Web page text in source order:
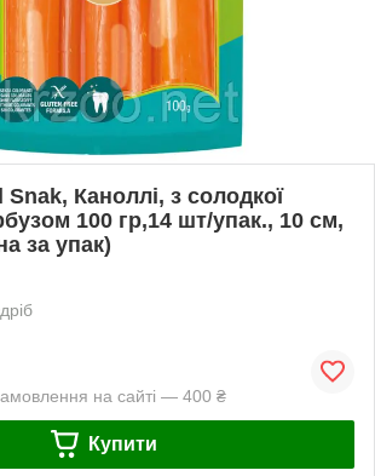
Каноллі, з солодкої
100 гр,14 шт/упак., 10 см,
за упак)
на сайті — 400 ₴
Купити